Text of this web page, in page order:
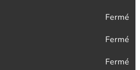
Fermé
Fermé
Fermé